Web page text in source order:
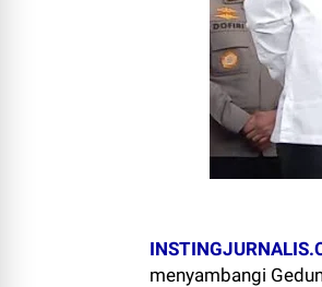
menyambangi